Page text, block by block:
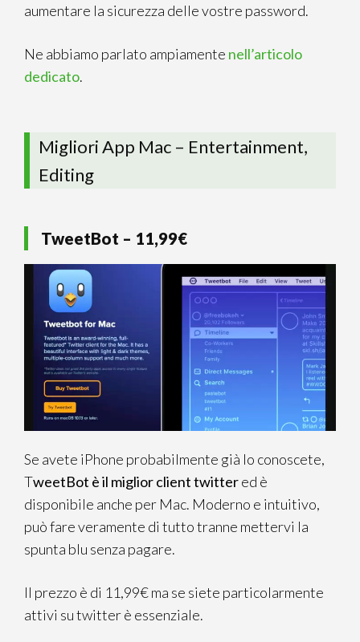
aumentare la sicurezza delle vostre password.
Ne abbiamo parlato ampiamente nell’articolo
dedicato.
Migliori App Mac – Entertainment,
Editing
TweetBot – 11,99€
Se avete iPhone probabilmente già lo conoscete,
TweetBot è il miglior client twittered è
disponibile anche per Mac. Moderno e intuitivo,
può fare veramente di tutto tranne mettervi la
spunta blu senza pagare.
Il prezzo è di 11,99€ ma se siete particolarmente
attivi su twitter è essenziale.